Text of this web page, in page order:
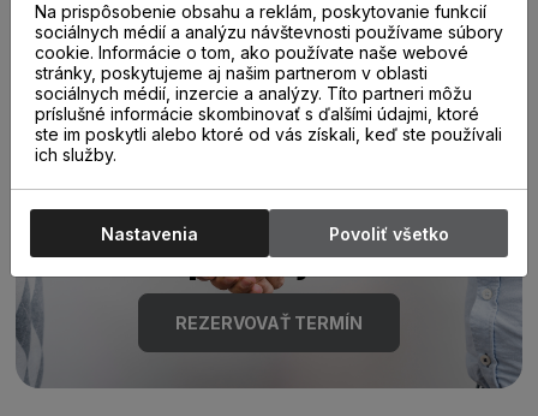
Poraďte sa s
odborníkom u nás na
predajni.
REZERVOVAŤ TERMÍN
Na prispôsobenie obsahu a reklám, poskytovanie funkcií
sociálnych médií a analýzu návštevnosti používame súbory
cookie. Informácie o tom, ako používate naše webové
stránky, poskytujeme aj našim partnerom v oblasti
sociálnych médií, inzercie a analýzy. Títo partneri môžu
príslušné informácie skombinovať s ďalšími údajmi, ktoré
ste im poskytli alebo ktoré od vás získali, keď ste používali
ich služby.
Nastavenia Povoliť všetko